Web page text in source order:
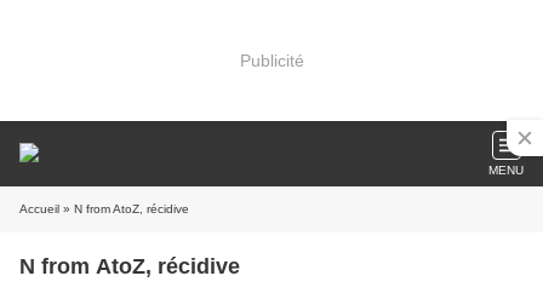
Publicité
MENU
Accueil » N from AtoZ, récidive
N from AtoZ, récidive